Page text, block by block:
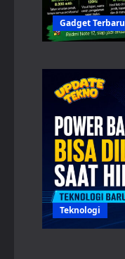
Gadget Terbaru
Teknologi